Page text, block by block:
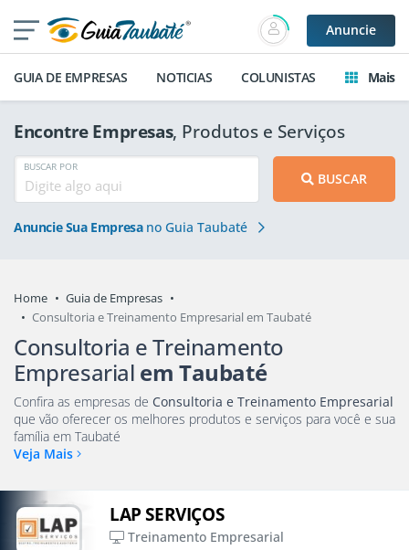
Anuncie
GUIA DE EMPRESAS NOTICIAS COLUNISTAS Mais
Encontre Empresas, Produtos e Serviços
BUSCAR POR
BUSCAR
Anuncie Sua Empresano Guia Taubaté
Home
Guia de Empresas
Consultoria e Treinamento Empresarial em Taubaté
Consultoria e Treinamento
Empresarial em Taubaté
Confira as empresas de Consultoria e Treinamento Empresarial
que vão oferecer os melhores produtos e serviços para você e sua
família em Taubaté
Veja Mais
LAP SERVIÇOS
Treinamento Empresarial